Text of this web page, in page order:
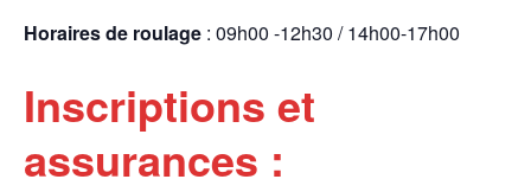
Horaires de roulage : 09h00 -12h30 / 14h00-17h00
Inscriptions et
assurances :